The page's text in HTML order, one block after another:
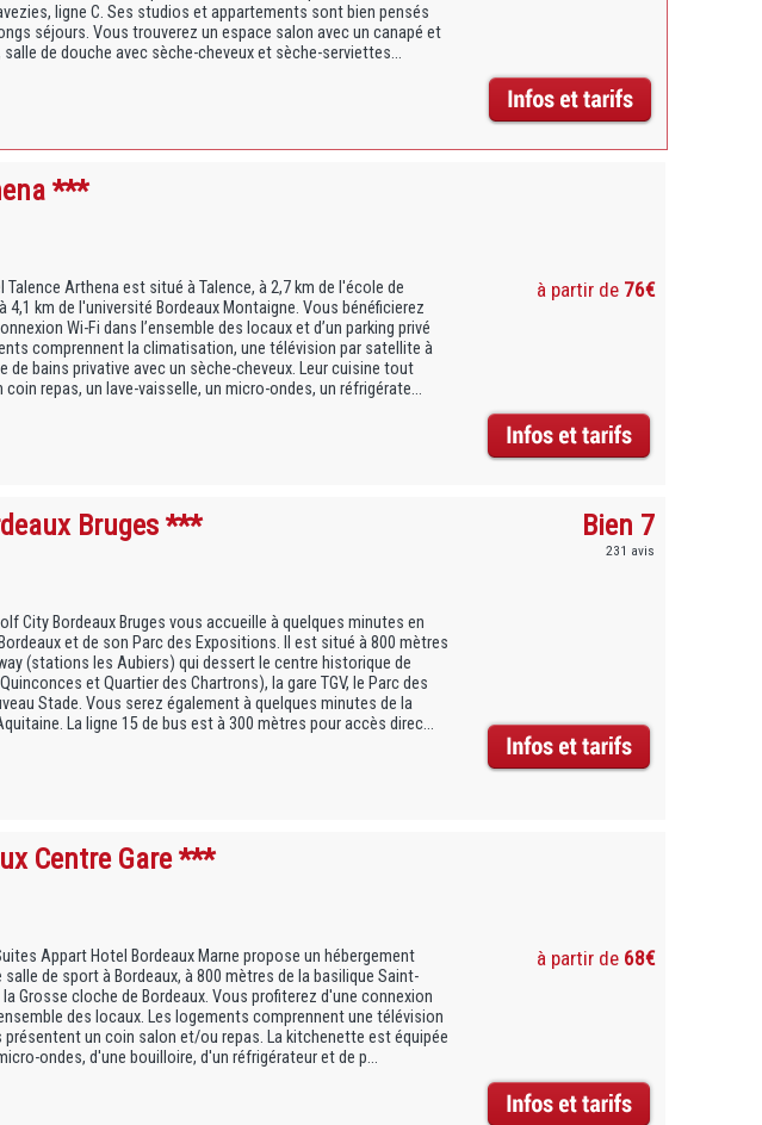
ligne C. Ses studios et appartements sont bien pensés
séjours. Vous trouverez un espace salon avec un canapé et
de douche avec sèche-cheveux et sèche-serviettes...
***
Talence Arthena est situé à Talence, à 2,7 km de l'école de
4,1 km de l'université Bordeaux Montaigne. Vous bénéficierez
Wi-Fi dans l’ensemble des locaux et d’un parking privé
comprennent la climatisation, une télévision par satellite à
de bains privative avec un sèche-cheveux. Leur cuisine tout
repas, un lave-vaisselle, un micro-ondes, un réfrigérate...
à partir de 76€
Bruges *** Bien 7
231 avis
City Bordeaux Bruges vous accueille à quelques minutes en
et de son Parc des Expositions. Il est situé à 800 mètres
(stations les Aubiers) qui dessert le centre historique de
et Quartier des Chartrons), la gare TGV, le Parc des
Stade. Vous serez également à quelques minutes de la
La ligne 15 de bus est à 300 mètres pour accès direc...
Centre Gare ***
Appart Hotel Bordeaux Marne propose un hébergement
de sport à Bordeaux, à 800 mètres de la basilique Saint-
la Grosse cloche de Bordeaux. Vous profiterez d'une connexion
des locaux. Les logements comprennent une télévision
présentent un coin salon et/ou repas. La kitchenette est équipée
ondes, d'une bouilloire, d'un réfrigérateur et de p...
à partir de 68€